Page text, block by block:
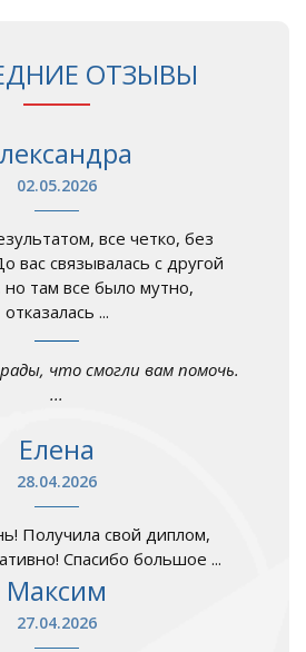
ОТЗЫВЫ
02.05.2026
все четко, без
вас связывалась с другой
но там все было мутно,
отказалась ...
что смогли вам помочь.
...
Елена
28.04.2026
Получила свой диплом,
Спасибо большое ...
Максим
27.04.2026